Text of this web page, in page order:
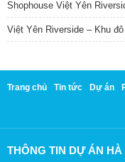
Shophouse Việt Yên
Việt Yên Riverside – Khu
Trang chủ Tin tức Dự án
THÔNG TIN DỰ ÁN HÀ